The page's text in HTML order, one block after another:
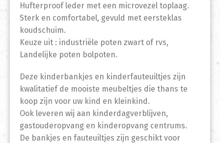
Hufterproof leder met een microvezel toplaag.
Sterk en comfortabel, gevuld met eersteklas
koudschuim.
Keuze uit : industriële poten zwart of rvs,
Landelijke poten bolpoten.
Deze kinderbankjes en kinderfauteuiltjes zijn
kwalitatief de mooiste meubeltjes die thans te
koop zijn voor uw kind en kleinkind.
Ook leveren wij aan kinderdagverblijven,
gastouderopvang en kinderopvang centrums.
De bankjes en fauteuiltjes zijn geschikt voor